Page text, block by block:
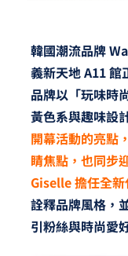
韓國潮流品牌
義新天地 A11 館
品牌以「玩味時
黃色系與趣味設
開幕活動的亮點
睛焦點，也同步
Giselle 擔任全
詮釋品牌風格，
引粉絲與時尚愛